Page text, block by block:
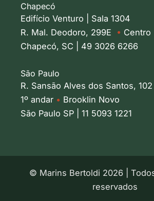
Chapecó
Edifício Venturo | Sala 1304
R. Mal. Deodoro, 299E • Centro
Chapecó, SC | 49 3026 6266
São Paulo
R. Sansão Alves dos Santos, 102
1º andar • Brooklin Novo
São Paulo SP | 11 5093 1221
© Marins Bertoldi 2026 |
reservados